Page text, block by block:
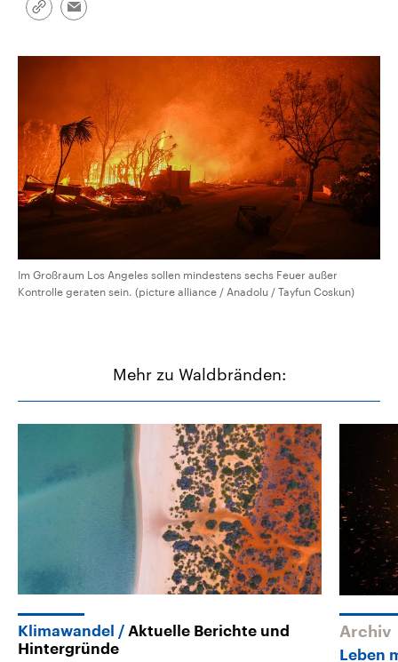
Link
Email
Im Großraum Los Angeles sollen mindestens sechs Feuer außer
Kontrolle geraten sein. (picture alliance / Anadolu / Tayfun Coskun)
Mehr zu Waldbränden:
Klimawandel
Aktuelle Berichte und
Hintergründe
Archiv
Leben